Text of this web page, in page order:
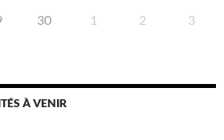
30 1 2 3
À VENIR